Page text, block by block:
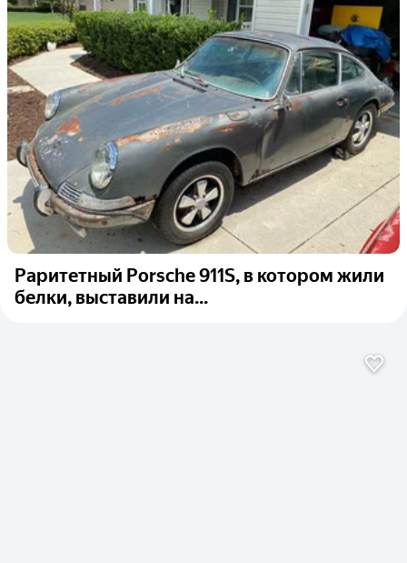
Раритетный Porsche 911S, в котором жили
белки, выставили на...